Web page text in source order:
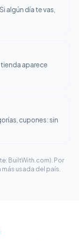
algún día te vas,
tienda aparece
cupones: sin
BuiltWith.com). Por
usada del país.